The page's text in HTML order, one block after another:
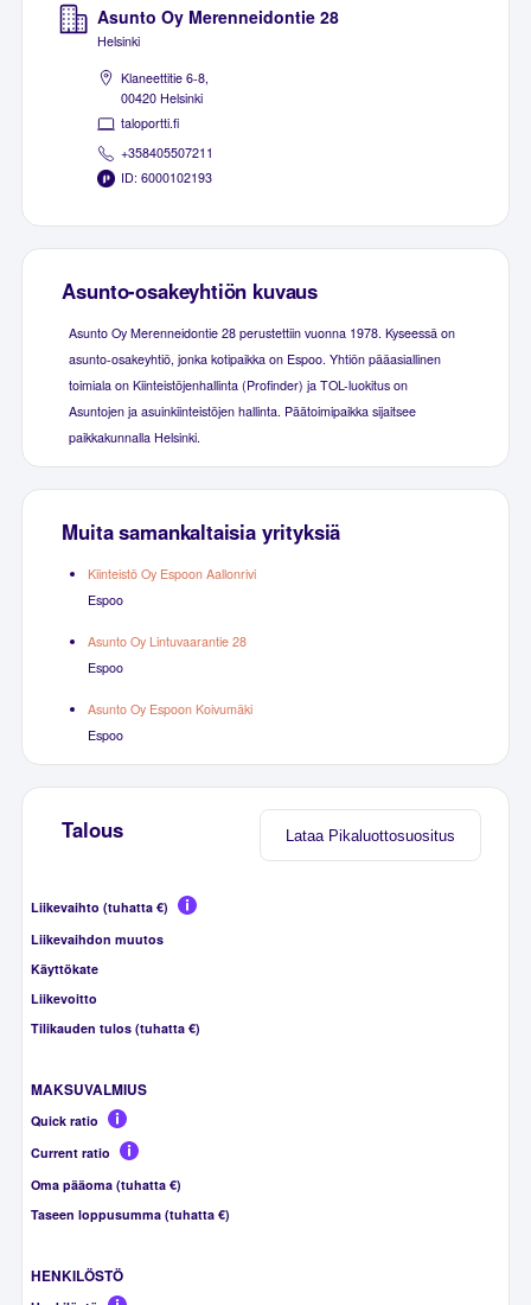
Asunto Oy Merenneidontie 28
Helsinki
Klaneettitie 6-8,
00420 Helsinki
taloportti.fi
+358405507211
ID: 6000102193
Asunto-osakeyhtiön kuvaus
Asunto Oy Merenneidontie 28 perustettiin vuonna 1978. Kyseessä on
asunto-osakeyhtiö, jonka kotipaikka on Espoo. Yhtiön pääasiallinen
toimiala on Kiinteistöjenhallinta (Profinder) ja TOL-luokitus on
Asuntojen ja asuinkiinteistöjen hallinta. Päätoimipaikka sijaitsee
paikkakunnalla Helsinki.
Muita samankaltaisia yrityksiä
Kiinteistö Oy Espoon Aallonrivi
Espoo
Asunto Oy Lintuvaarantie 28
Espoo
Asunto Oy Espoon Koivumäki
Espoo
Lataa Pikaluottosuositus
Talous
Liikevaihto (tuhatta €)
Liikevaihdon muutos
Käyttökate
Liikevoitto
Tilikauden tulos (tuhatta €)
MAKSUVALMIUS
Quick ratio
Current ratio
Oma pääoma (tuhatta €)
Taseen loppusumma (tuhatta €)
HENKILÖSTÖ